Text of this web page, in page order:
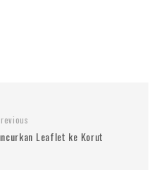
Leaflet ke Korut